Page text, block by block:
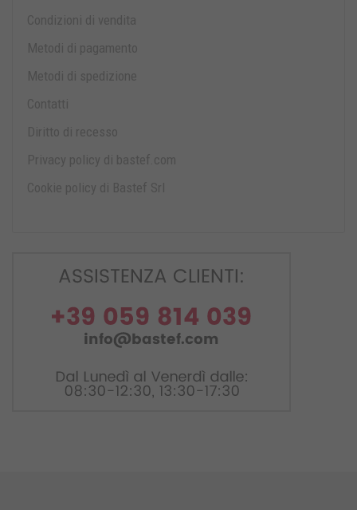
Condizioni di vendita
Metodi di pagamento
Metodi di spedizione
Contatti
Diritto di recesso
Privacy policy di bastef.com
Cookie policy di Bastef Srl